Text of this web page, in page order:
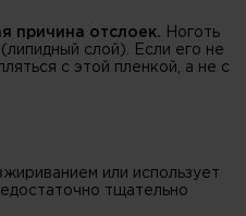
причина отслоек.
Ноготь
слой). Если его не
с этой пленкой, а не с
или использует
тщательно